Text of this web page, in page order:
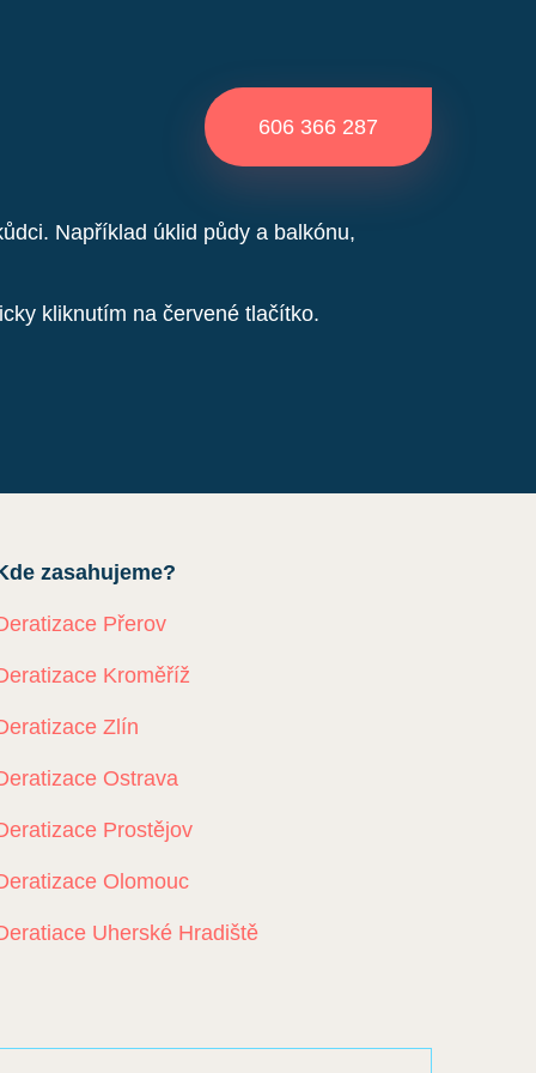
606 366 287
Například úklid půdy a balkónu,
kliknutím na červené tlačítko.
zasahujeme?
Přerov
Kroměříž
Zlín
Ostrava
Prostějov
Olomouc
Uherské Hradiště